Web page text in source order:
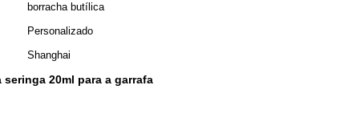
borracha butílica
Personalizado
Shanghai
seringa 20ml para a garrafa